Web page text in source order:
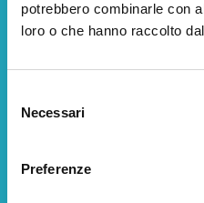
potrebbero combinarle con
loro o che hanno raccolto
delNecessari
Preferenze